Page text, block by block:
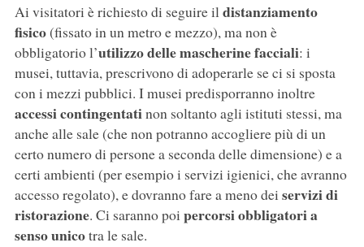
Ai visitatori è richiesto di seguire ildistanziamento
fisico(fissato in un metro e mezzo), ma non è
obbligatorio l’utilizzo delle mascherine facciali: i
musei, tuttavia, prescrivono di adoperarle se ci si sposta
con i mezzi pubblici. I musei predisporranno inoltre
accessi contingentatinon soltanto agli istituti stessi, ma
anche alle sale (che non potranno accogliere più di un
certo numero di persone a seconda delle dimensione) e a
certi ambienti (per esempio i servizi igienici, che avranno
accesso regolato), e dovranno fare a meno dei servizi di
ristorazione. Ci saranno poi percorsi obbligatori a
senso unicotra le sale.